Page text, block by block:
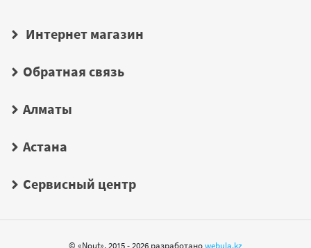
Интернет магазин
Обратная связь
Алматы
Астана
Сервисный центр
© «Nout», 2015 - 2026 разработаноwebula.kz